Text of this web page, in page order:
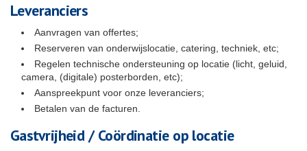
Leveranciers
Aanvragen van offertes;
Reserveren van onderwijslocatie, catering, techniek, etc;
Regelen technische ondersteuning op locatie (licht, geluid,
camera, (digitale) posterborden, etc);
Aanspreekpunt voor onze leveranciers;
Betalen van de facturen.
Gastvrijheid / Coördinatie op locatie